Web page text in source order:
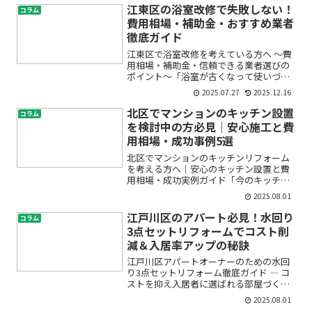
コラム
江東区の浴室改修で失敗しない！
費用相場・補助金・おすすめ業者
徹底ガイド
江東区で浴室改修を考えている方へ ～費
用相場・補助金・信頼できる業者選びの
ポイント～「浴室が古くなって使いづら
い」「カビや汚れが気になる」「毎日の
お風呂時間をもっと快適にしたい」――
そんな悩みをお持ちではありませんか？
江東区で浴室改修リフォ...
2025.07.27 2025.12.16
コラム
北区でマンションのキッチン設置
を検討中の方必見｜安心施工と費
用相場・成功事例5選
北区でマンションのキッチンリフォーム
を考える方へ｜安心のキッチン設置と費
用相場・成功実例ガイド「今のキッチン
が使いづらい」「もっと快適な空間にし
たい」「北区で信頼できる業者を探した
い」ーーそんな想いから、マンションの
キッチン設置やリフォーム...
2025.08.01
コラム
江戸川区のアパート必見！水回り
3点セットリフォームでコスト削
減＆入居率アップの秘訣
江戸川区アパートオーナーのための水回
り3点セットリフォーム徹底ガイド ― コ
ストを抑え入居者に選ばれる部屋づくり
のコツアパート経営をされている方や、
これからリフォームを検討しているオー
2025.08.01